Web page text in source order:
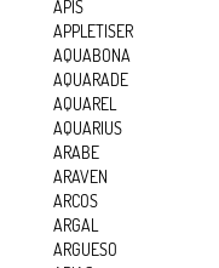
APIS
APPLETISER
AQUABONA
AQUARADE
AQUAREL
AQUARIUS
ARABE
ARAVEN
ARCOS
ARGAL
ARGUESO